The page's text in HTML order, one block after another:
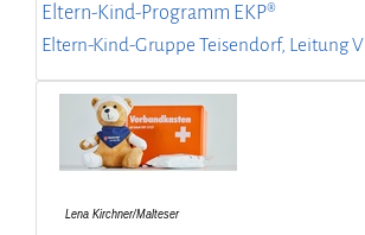
Eltern-Kind-Programm EKP®
Eltern-Kind-Gruppe Teisendorf, Leitung